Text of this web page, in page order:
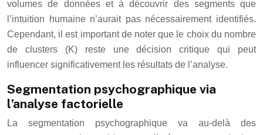
volumes de données et à découvrir des segments que
l’intuition humaine n’aurait pas nécessairement identifiés.
Cependant, il est important de noter que le choix du nombre
de clusters (K) reste une décision critique qui peut
influencer significativement les résultats de l’analyse.
Segmentation psychographique via
l’analyse factorielle
La segmentation psychographique va au-delà des